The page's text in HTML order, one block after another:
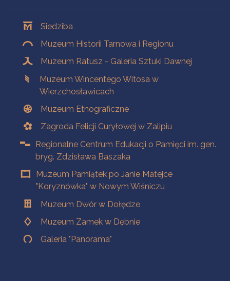
Siedziba
Muzeum Historii Tarnowa i Regionu
Muzeum Ratusz - Galeria Sztuki Dawnej
Muzeum Wincentego Witosa w
Wierzchosławicach
Muzeum Etnograficzne
Zagroda Felicji Curyłowej w Zalipiu
Regionalne Centrum Edukacji o Pamięci im. gen.
bryg. Zdzisława Baszaka
Muzeum Pamiątek po Janie Matejce
"Koryznówka" w Nowym Wiśniczu
Muzeum Dwór w Dołędze
Muzeum Zamek w Dębnie
Galeria "Panorama"